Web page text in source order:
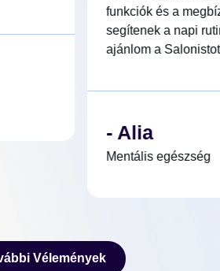
funkciók és a
segítenek a napi
ajánlom a
- Alia
Mentális egészség
Vélemények